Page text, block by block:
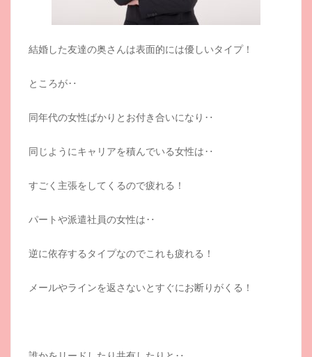
結婚した友達の奥さんは表面的には優しいタイプ！
ところが‥
同年代の女性ばかりとお付き合いになり‥
同じようにキャリアを積んでいる女性は‥
すごく主張をしてくるので疲れる！
パートや派遣社員の女性は‥
逆に依存するタイプなのでこれも疲れる！
メールやラインを返さないとすぐにお断りがくる！